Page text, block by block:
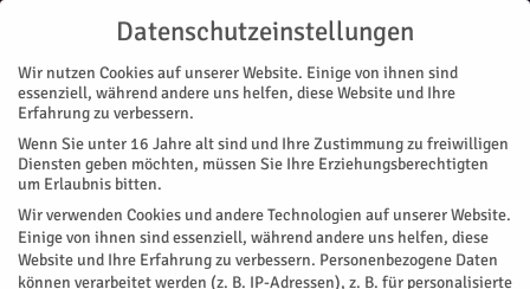
Start Stadtteile Jülich Zoogeflüster, die fünfte
STADTTEILE JÜLICH
Zoogeflüster, die fünfte
VonTom Besselmann- August 8, 2021 177 0
Datenschutzeinstellungen
Wir nutzen Cookies auf unserer Website. Einige von ihnen sind
essenziell, während andere uns helfen, diese Website und Ihre
Erfahrung zu verbessern.
Wenn Sie unter 16 Jahre alt sind und Ihre Zustimmung zu freiwilligen
Diensten geben möchten, müssen Sie Ihre Erziehungsberechtigten
um Erlaubnis bitten.
Wir verwenden Cookies und andere Technologien auf unserer Website.
Einige von ihnen sind essenziell, während andere uns helfen, diese
Website und Ihre Erfahrung zu verbessern. Personenbezogene Daten
können verarbeitet werden (z. B. IP-Adressen), z. B. für personalisierte